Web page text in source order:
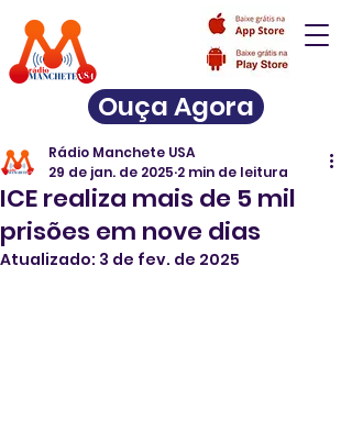
Ouça Agora
ICE realiza mais de 5 mil
prisões em nove dias
Rádio Manchete USA
29 de jan. de 2025 2 min de leitura
Atualizado: 3 de fev. de 2025